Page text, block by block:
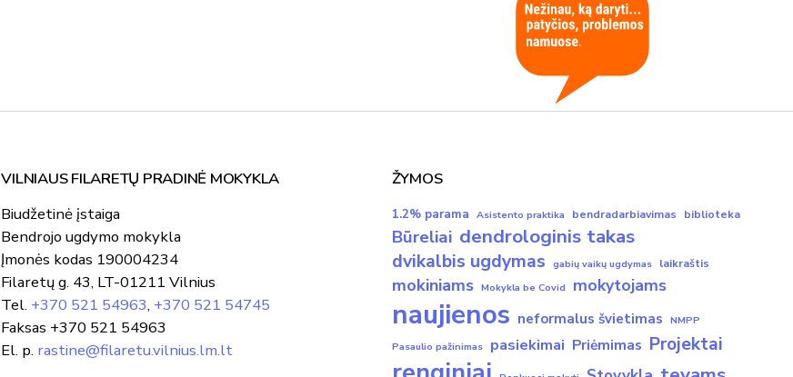
VILNIAUS FILARETŲ PRADINĖ MOKYKLA
Biudžetinė įstaiga
Bendrojo ugdymo mokykla
Įmonės kodas 190004234
Filaretų g. 43, LT-01211 Vilnius
Tel. +370 521 54963, +370 521 54745
Faksas +370 521 54963
El. p. rastine@filaretu.vilnius.lm.lt
ŽYMOS
1.2% parama Asistento praktika bendradarbiavimas biblioteka
Būreliai dendrologinis takas
dvikalbis ugdymas gabių vaikų ugdymas laikraštis
mokiniams Mokykla be Covid mokytojams
naujienos neformalus švietimas NMPP
Pasaulio pažinimas
pasiekimai Priėmimas Projektai